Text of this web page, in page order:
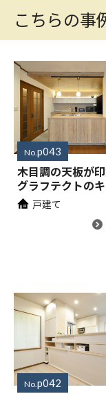
こちらの事
No.p043
木目調の天板が
グラフテクトの
戸建て
No.p042